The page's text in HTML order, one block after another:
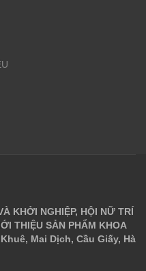
KHỞI NGHIỆP, HỘI NỮ TRÍ
THIỆU SẢN PHẨM KHOA
Mai Dịch, Cầu Giấy, Hà